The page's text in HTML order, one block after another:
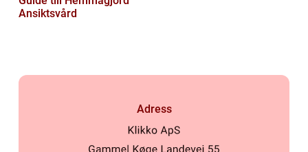
Ansiktsvård
Adress